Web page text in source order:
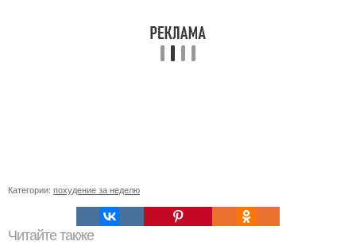
Категории: похудение за неделю
Читайте также